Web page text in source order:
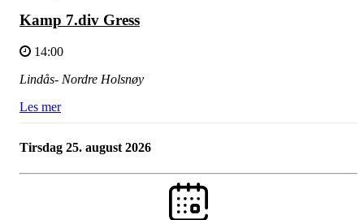
Kamp 7.div Gress
14:00
Lindås- Nordre Holsnøy
Les mer
tirsdag 25. august 2026